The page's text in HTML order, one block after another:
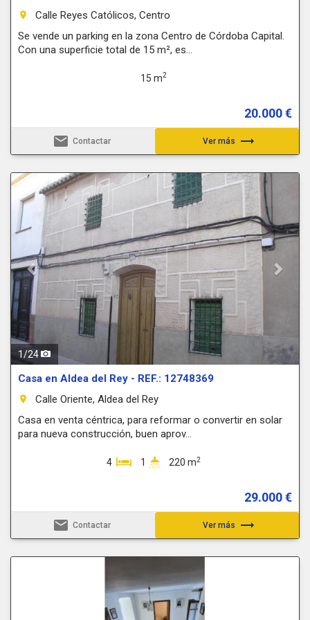
room
Calle Reyes Católicos, Centro
Se vende un parking en la zona Centro de Córdoba Capital.
Con una superficie total de 15 m², es...
15 m2
20.000 €
email Contactar Ver más trending_flat
Previous Next
1/24
Casa en Aldea del Rey - REF.: 12748369
room
Calle Oriente, Aldea del Rey
Casa en venta céntrica, para reformar o convertir en solar
para nueva construcción, buen aprov...
4 1 220 m2
29.000 €
email Contactar Ver más trending_flat
Next